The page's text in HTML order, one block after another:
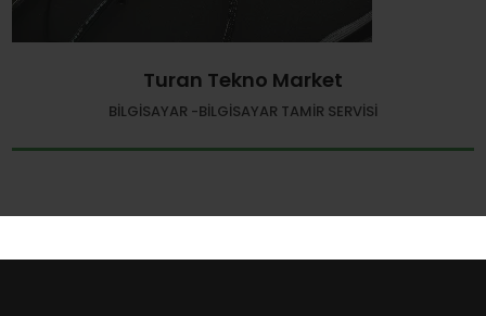
Turan Tekno Market
BILGISAYAR -BILGISAYAR TAMIR SERVISI